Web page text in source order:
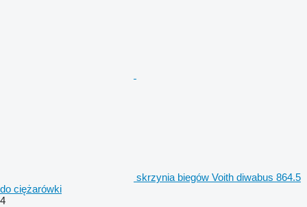
skrzynia biegów Voith diwabus 864.5
do ciężarówki
4